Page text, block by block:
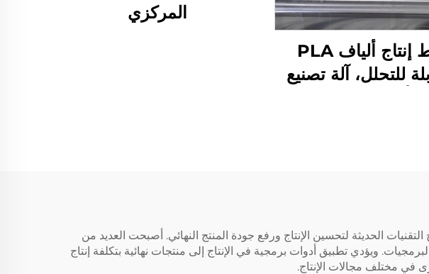
خط إنتاج ألياف PLA
للتحلل، آلة تصنيع
المركزي
الحديثة لتحسين الإنتاج ورفع جودة المنتج النهائي. أصبحت العديد من
ويؤدي تطبيق أدوات برمجية في الإنتاج إلى منتجات نهائية بتكلفة إنتاج
في مختلف مجالات الإنتاج.